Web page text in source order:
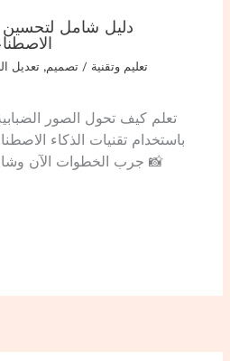
دليل شامل لتحسين
تعليم وتقنية /تصميم,تعديل
تعلم كيف تحول الصور
باستخدام تقنيات الذكاء
📸 جرب الخطوات الآن